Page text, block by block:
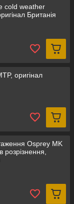
cold weather
Британія
оригінал
Osprey MK
розрізнення,